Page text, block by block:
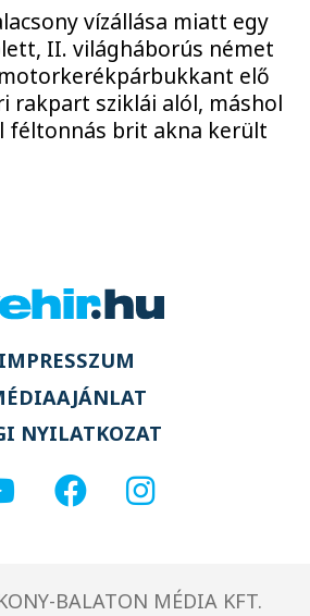
vízállása miatt egy
II. világháborús német
motorkerékpárbukkant elő
rakpart sziklái alól, máshol
féltonnás brit akna került
IMPRESSZUM
NYILATKOZAT
BALATON MÉDIA KFT.